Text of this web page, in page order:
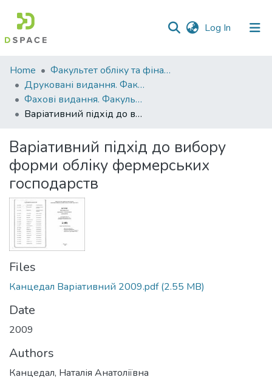
Log In (current)
Communities
&
Collections
All of DSpace
Statistics
Home
Факультет обліку та фінансів
Друковані видання. Факультет обліку та фінансів
Фахові видання. Факультет обліку та фінансів
Варіативний підхід до вибору форми обліку фермерських господарств
Варіативний підхід до вибору
форми обліку фермерських
господарств
Files
Канцедал Варіативний 2009.pdf(2.55 MB)
Date
2009
Authors
Канцедал, Наталія Анатоліївна